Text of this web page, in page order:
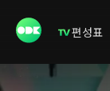
편성표